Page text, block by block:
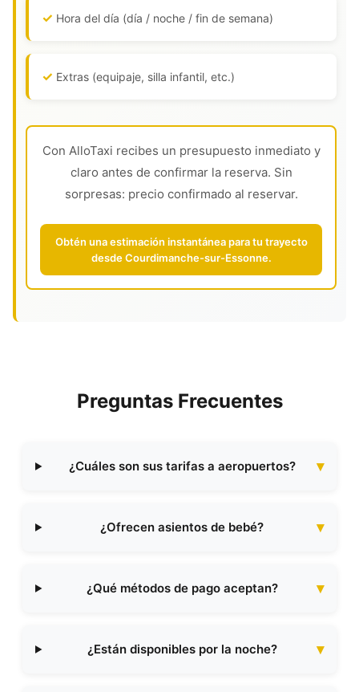
Hora del día (día / noche / fin de semana)
Extras (equipaje, silla infantil, etc.)
Con AlloTaxi recibes un presupuesto inmediato y
claro antes de confirmar la reserva. Sin
sorpresas: precio confirmado al reservar.
Obtén una estimación instantánea para tu trayecto
desde Courdimanche-sur-Essonne.
Preguntas Frecuentes
¿Cuáles son sus tarifas a aeropuertos?
¿Ofrecen asientos de bebé?
¿Qué métodos de pago aceptan?
¿Están disponibles por la noche?